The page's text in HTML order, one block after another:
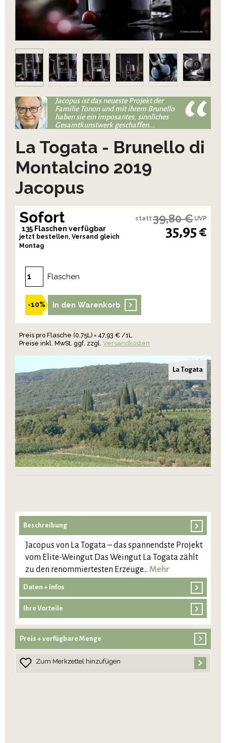
Jacopus ist das neueste Projekt der
Familie Tonon und mit ihrem Brunello
haben sie ein imposantes, sinnliches
Gesamtkunstwerk geschaffen...
La Togata - Brunello di
Montalcino 2019
Jacopus
Sofort
135 Flaschen verfügbar
jetzt bestellen, Versand gleich
Montag
statt39,80 € UVP
35,95 €
Flaschen
-10% In den Warenkorb
Preis pro Flasche (0.75L) = 47,93 € /1L
Preise inkl. MwSt. ggf. zzgl. Versandkosten
La Togata
Beschreibung
Jacopus von La Togata – das spannendste Projekt
vom Elite-Weingut Das Weingut La Togata zählt
zu den renommiertesten Erzeuge… Mehr
Daten + Infos
Ihre Vorteile
Preis + verfügbare Menge
Zum Merkzettel hinzufügen